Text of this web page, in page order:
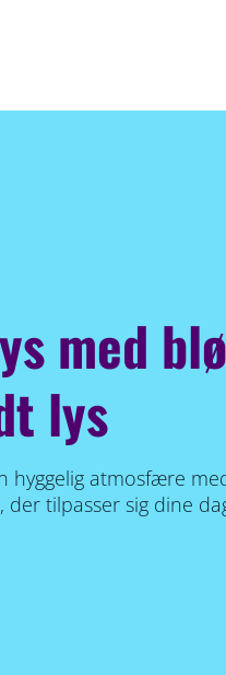
med
lys
hyggelig atmosfære
der tilpasser sig dine